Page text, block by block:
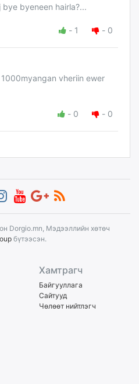
byeneen hairla?...
- 1 - 0
vheriin ewer
- 0 - 0
Dorgio.mn, Мэдээллийн хөтөч
бүтээсэн.
Хамтрагч
Байгууллага
Сайтууд
Чөлөөт нийтлэгч